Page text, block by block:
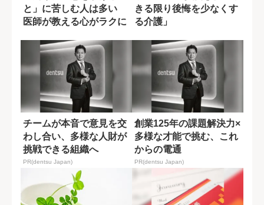
と」に苦しむ人は多い
医師が教える心がラクに
きる限り後悔を少なくす
る介護」
チームが本音で意見を交
わし合い、多様な人財が
挑戦できる組織へ
PR(dentsu Japan)
創業125年の課題解決力×
多様な才能で挑む、これ
からの電通
PR(dentsu Japan)